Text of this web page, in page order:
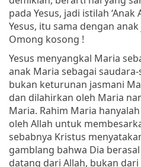
pada Yesus, jadi istilah
Yesus, itu sama dengan
Omong kosong !
Yesus menyangkal Maria
anak Maria sebagai
bukan keturunan jasmani
dan dilahirkan oleh Maria
Maria. Rahim Maria
oleh Allah untuk
sebabnya Kristus
gamblang bahwa Dia
datang dari Allah, bukan